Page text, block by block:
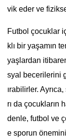
vik eder ve
Futbol çocuklar
klı bir yaşamın
yaşlardan
syal becerilerini
ırabilirler.
rı da çocukların
denle, futbol ve
e sporun